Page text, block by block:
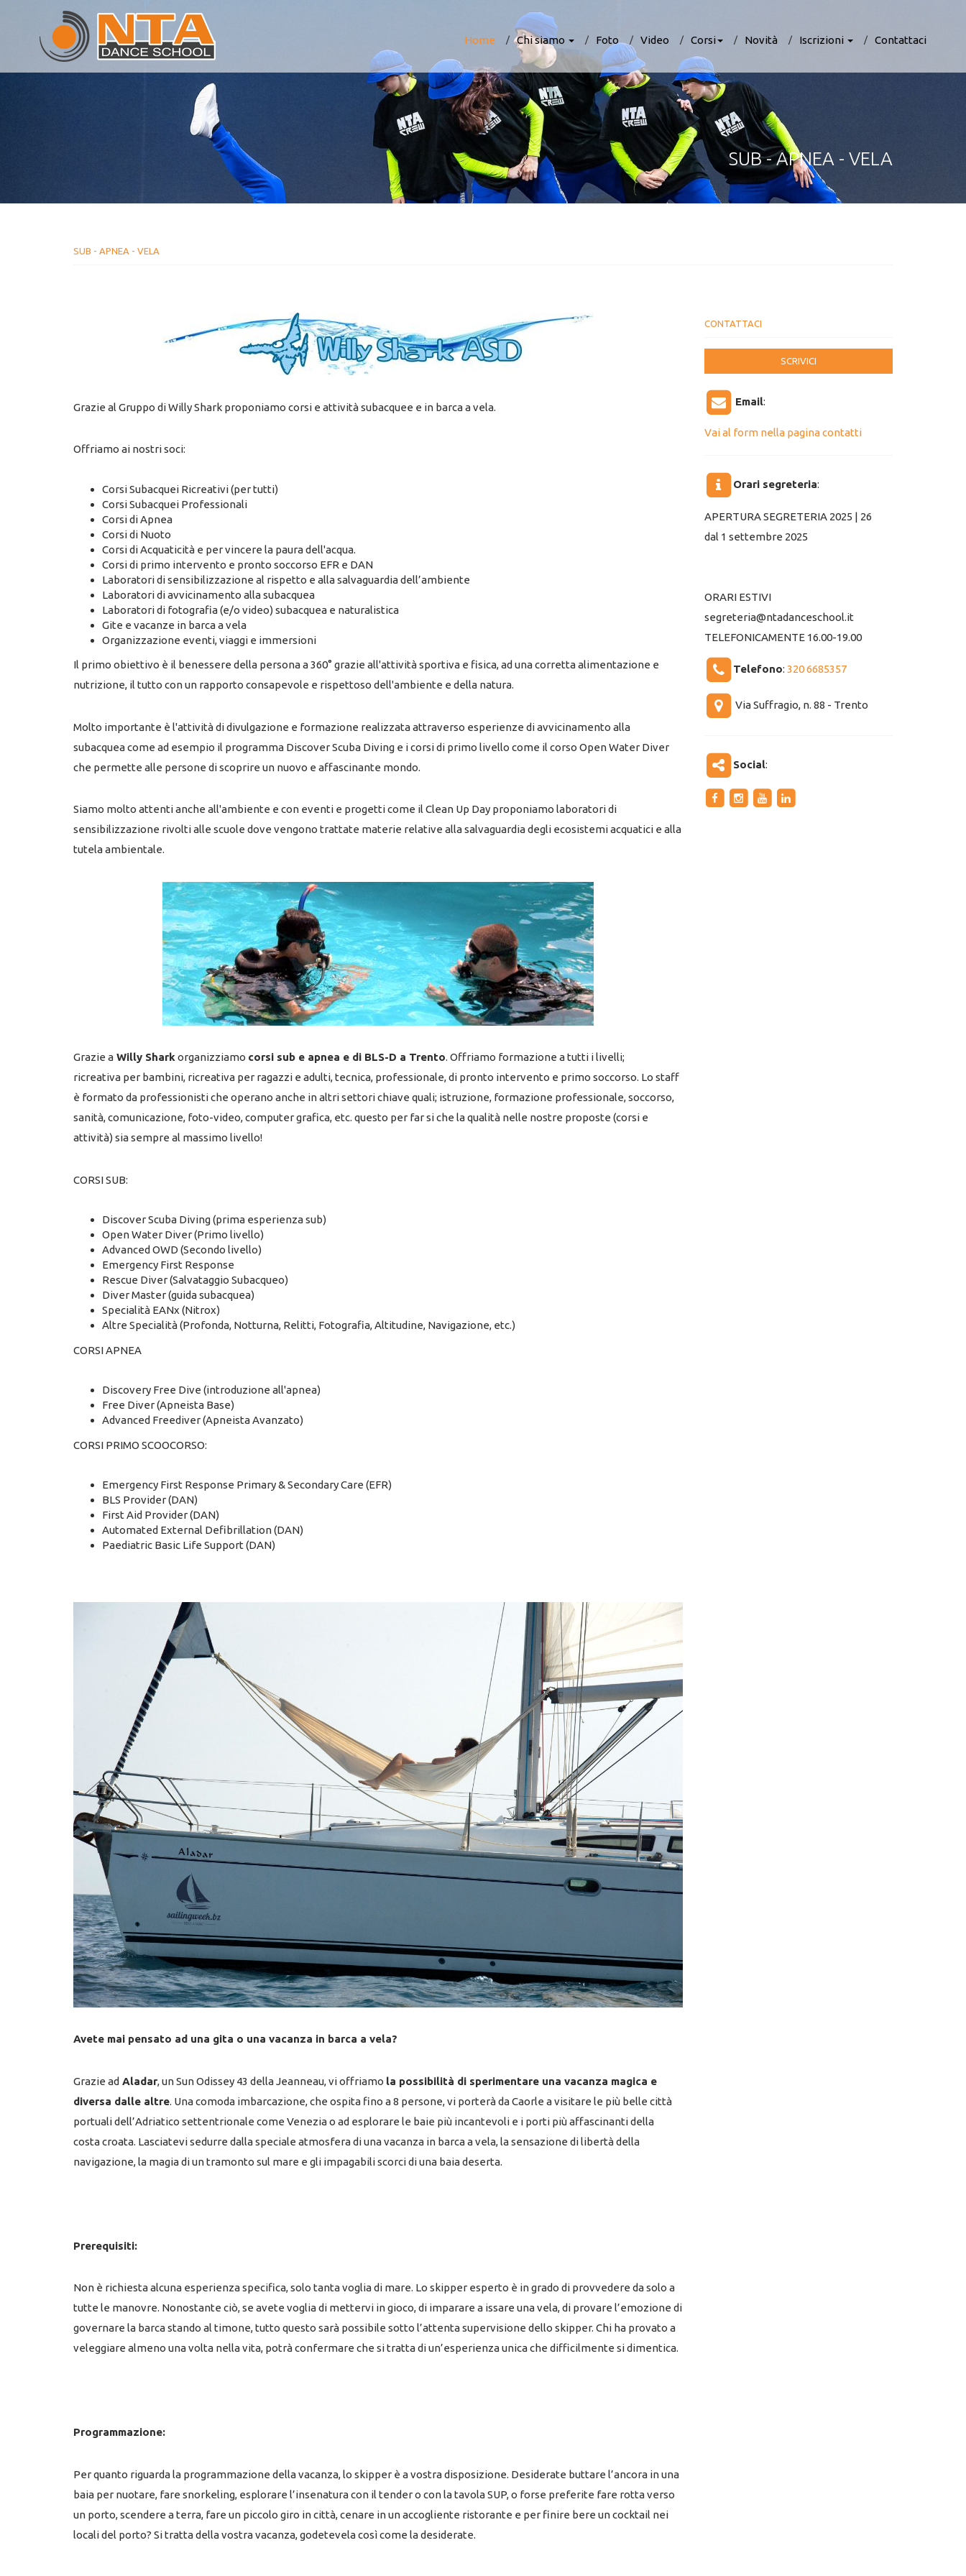
Home Chi siamo Foto Video Corsi Novità Iscrizioni Contattaci
SUB - APNEA - VELA
SUB - APNEA - VELA
Grazie al Gruppo di Willy Shark proponiamo corsi e attività subacquee e in barca a vela.
Offriamo ai nostri soci:
Corsi Subacquei Ricreativi (per tutti)
Corsi Subacquei Professionali
Corsi di Apnea
Corsi di Nuoto
Corsi di Acquaticità e per vincere la paura dell'acqua.
Corsi di primo intervento e pronto soccorso EFR e DAN
Laboratori di sensibilizzazione al rispetto e alla salvaguardia dell’ambiente
Laboratori di avvicinamento alla subacquea
Laboratori di fotografia (e/o video) subacquea e naturalistica
Gite e vacanze in barca a vela
Organizzazione eventi, viaggi e immersioni
Il primo obiettivo è il benessere della persona a 360° grazie all'attività sportiva e fisica, ad una corretta alimentazione e
nutrizione, il tutto con un rapporto consapevole e rispettoso dell'ambiente e della natura.
Molto importante è l'attività di divulgazione e formazione realizzata attraverso esperienze di avvicinamento alla
subacquea come ad esempio il programma Discover Scuba Diving e i corsi di primo livello come il corso Open Water Diver
che permette alle persone di scoprire un nuovo e affascinante mondo.
Siamo molto attenti anche all'ambiente e con eventi e progetti come il Clean Up Day proponiamo laboratori di
sensibilizzazione rivolti alle scuole dove vengono trattate materie relative alla salvaguardia degli ecosistemi acquatici e alla
tutela ambientale.
Grazie a Willy Shark organizziamo corsi sub e apnea e di BLS-D a Trento. Offriamo formazione a tutti i livelli;
ricreativa per bambini, ricreativa per ragazzi e adulti, tecnica, professionale, di pronto intervento e primo soccorso. Lo staff
è formato da professionisti che operano anche in altri settori chiave quali; istruzione, formazione professionale, soccorso,
sanità, comunicazione, foto-video, computer grafica, etc. questo per far si che la qualità nelle nostre proposte (corsi e
attività) sia sempre al massimo livello!
CORSI SUB:
Discover Scuba Diving (prima esperienza sub)
Open Water Diver (Primo livello)
Advanced OWD (Secondo livello)
Emergency First Response
Rescue Diver (Salvataggio Subacqueo)
Diver Master (guida subacquea)
Specialità EANx (Nitrox)
Altre Specialità (Profonda, Notturna, Relitti, Fotografia, Altitudine, Navigazione, etc.)
CORSI APNEA
Discovery Free Dive (introduzione all'apnea)
Free Diver (Apneista Base)
Advanced Freediver (Apneista Avanzato)
CORSI PRIMO SCOOCORSO:
Emergency First Response Primary & Secondary Care (EFR)
BLS Provider (DAN)
First Aid Provider (DAN)
Automated External Defibrillation (DAN)
Paediatric Basic Life Support (DAN)
Avete mai pensato ad una gita o una vacanza in barca a vela?
Grazie ad Aladar, un Sun Odissey 43 della Jeanneau, vi offriamo la possibilità di sperimentare una vacanza magica e
diversa dalle altre. Una comoda imbarcazione, che ospita fino a 8 persone, vi porterà da Caorle a visitare le più belle città
portuali dell’Adriatico settentrionale come Venezia o ad esplorare le baie più incantevoli e i porti più affascinanti della
costa croata. Lasciatevi sedurre dalla speciale atmosfera di una vacanza in barca a vela, la sensazione di libertà della
navigazione, la magia di un tramonto sul mare e gli impagabili scorci di una baia deserta.
Prerequisiti:
Non è richiesta alcuna esperienza specifica, solo tanta voglia di mare. Lo skipper esperto è in grado di provvedere da solo a
tutte le manovre. Nonostante ciò, se avete voglia di mettervi in gioco, di imparare a issare una vela, di provare l’emozione di
governare la barca stando al timone, tutto questo sarà possibile sotto l’attenta supervisione dello skipper. Chi ha provato a
veleggiare almeno una volta nella vita, potrà confermare che si tratta di un’esperienza unica che difficilmente si dimentica.
Programmazione:
Per quanto riguarda la programmazione della vacanza, lo skipper è a vostra disposizione. Desiderate buttare l’ancora in una
baia per nuotare, fare snorkeling, esplorare l’insenatura con il tender o con la tavola SUP, o forse preferite fare rotta verso
un porto, scendere a terra, fare un piccolo giro in città, cenare in un accogliente ristorante e per finire bere un cocktail nei
locali del porto? Si tratta della vostra vacanza, godetevela così come la desiderate.
CONTATTACI
SCRIVICI
Email:
Vai al form nella pagina contatti
Orari segreteria:
APERTURA SEGRETERIA 2025 | 26
dal 1 settembre 2025
ORARI ESTIVI
segreteria@ntadanceschool.it
TELEFONICAMENTE 16.00-19.00
Telefono: 320 6685357
Via Suffragio, n. 88 - Trento
Social: